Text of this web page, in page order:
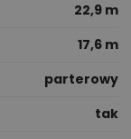
22,9 m
17,6 m
parterowy
tak